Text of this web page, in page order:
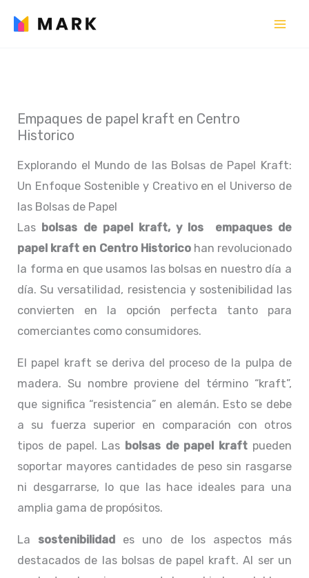
Empaques de papel kraft en Centro
Historico
Explorando el Mundo de las Bolsas de Papel Kraft:
Un Enfoque Sostenible y Creativo en el Universo de
las Bolsas de Papel
Las bolsas de papel kraft, y los empaques de
papel kraft en Centro Historicohan revolucionado
la forma en que usamos las bolsas en nuestro día a
día. Su versatilidad, resistencia y sostenibilidad las
convierten en la opción perfecta tanto para
comerciantes como consumidores.
El papel kraft se deriva del proceso de la pulpa de
madera. Su nombre proviene del término “kraft”,
que significa “resistencia” en alemán. Esto se debe
a su fuerza superior en comparación con otros
tipos de papel. Las bolsas de papel kraft pueden
soportar mayores cantidades de peso sin rasgarse
ni desgarrarse, lo que las hace ideales para una
amplia gama de propósitos.
La sostenibilidad
es uno de los aspectos más
destacados de las bolsas de papel kraft. Al ser un